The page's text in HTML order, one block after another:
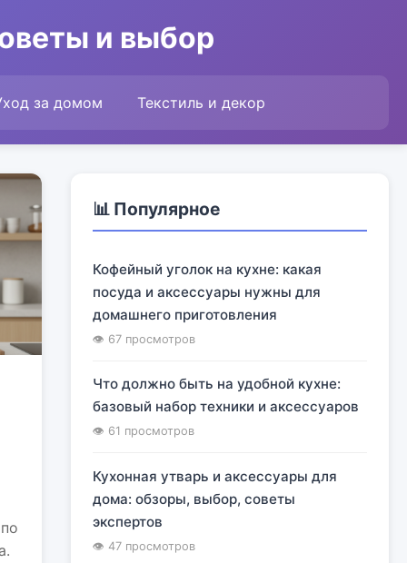
и выбор
за домом Текстиль и декор
📊 Популярное
Кофейный уголок на кухне: какая
посуда и аксессуары нужны для
домашнего приготовления
👁 67 просмотров
Что должно быть на удобной кухне:
базовый набор техники и аксессуаров
👁 61 просмотров
Кухонная утварь и аксессуары для
дома: обзоры, выбор, советы
экспертов
👁 47 просмотров